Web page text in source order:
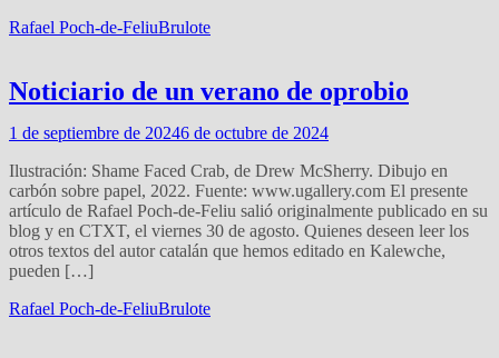
Rafael Poch-de-FeliuBrulote
Noticiario de un verano de oprobio
1 de septiembre de 20246 de octubre de 2024
Ilustración: Shame Faced Crab, de Drew McSherry. Dibujo en
carbón sobre papel, 2022. Fuente: www.ugallery.com El presente
artículo de Rafael Poch-de-Feliu salió originalmente publicado en su
blog y en CTXT, el viernes 30 de agosto. Quienes deseen leer los
otros textos del autor catalán que hemos editado en Kalewche,
pueden […]
Rafael Poch-de-FeliuBrulote